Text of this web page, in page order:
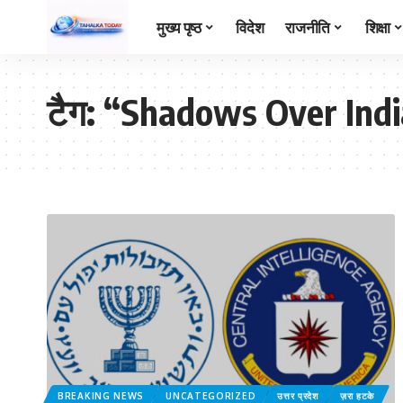
मुख्य पृष्ठ विदेश राजनीति शिक्षा
टैग:“Shadows Over
BREAKING NEWS UNCATEGORIZED उत्तर प्रदेश ज़रा हटके